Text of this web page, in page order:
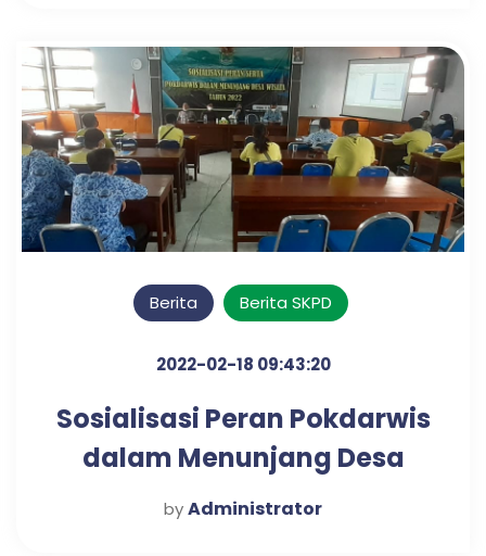
Berita Berita SKPD
2022-02-18 09:43:20
Sosialisasi Peran Pokdarwis
dalam Menunjang Desa
Wisata
byAdministrator